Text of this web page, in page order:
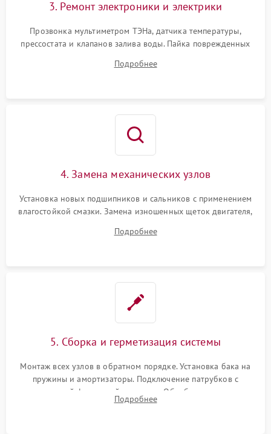
3. Ремонт электроники и электрики
Прозвонка мультиметром ТЭНа, датчика температуры,
прессостата и клапанов залива воды. Пайка поврежденных
Восстановление целостности проводки и контактов.
Подробнее
4. Замена механических узлов
Установка новых подшипников и сальников с применением
влагостойкой смазки. Замена изношенных щеток двигателя,
или поврежденной резиновой манжеты.
Подробнее
5. Сборка и герметизация системы
Монтаж всех узлов в обратном порядке. Установка бака на
пружины и амортизаторы. Подключение патрубков с
надежной фиксацией хомутами. Обработка стыков
герметиком для предотвращения возможных протечек воды.
Подробнее